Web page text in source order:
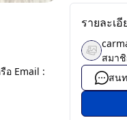
อ Email :
รายละเ
สมา
สน